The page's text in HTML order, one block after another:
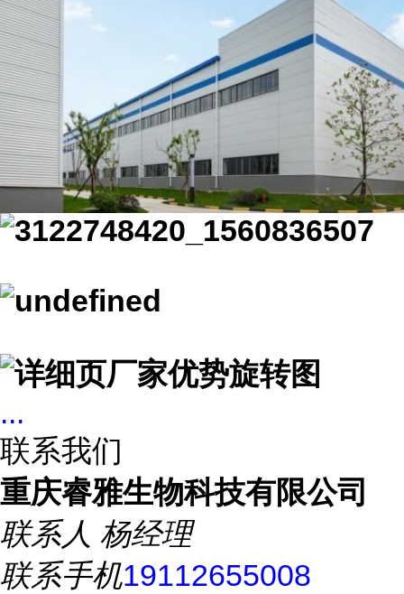
...
联系我们
重庆睿雅生物科技有限公司
联系人 杨经理
联系手机19112655008